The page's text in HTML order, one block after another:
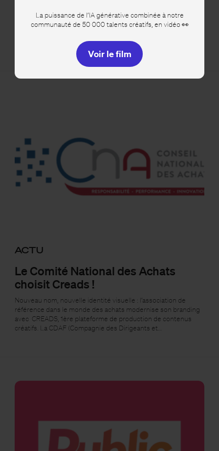
La puissance de l’IA générative combinée à notre
communauté de 50 000 talents créatifs, en vidéo 👀
Voir le film
Depuis quelques temps déjà, YouTube expérimentait diverses
nouveautés. Mais pour la première fois depuis son lancement
ACTU
Le Comité National des Achats
choisit Creads !
Nouveau nom, nouvelle identité visuelle : l’association de
référence dans le monde des achats modernise son branding
avec CREADS, 1ère plateforme de production de contenus
créatifs. La CDAF (Compagnie des Dirigeants et…